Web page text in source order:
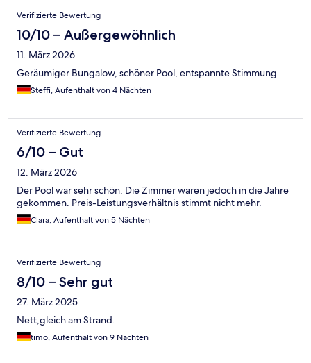
Bewertungen
Verifizierte Bewertung
10/10 – Außergewöhnlich
11. März 2026
Geräumiger Bungalow, schöner Pool, entspannte Stimmung
Steffi, Aufenthalt von 4 Nächten
Verifizierte Bewertung
6/10 – Gut
12. März 2026
Der Pool war sehr schön. Die Zimmer waren jedoch in die Jahre
gekommen. Preis-Leistungsverhältnis stimmt nicht mehr.
Clara, Aufenthalt von 5 Nächten
Verifizierte Bewertung
8/10 – Sehr gut
27. März 2025
Nett,gleich am Strand.
timo, Aufenthalt von 9 Nächten